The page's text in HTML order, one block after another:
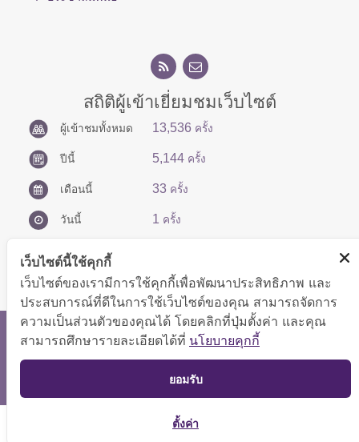
สถิติผู้เข้าเยี่ยมชมเว็บไซต์
ผู้เข้าชมทั้งหมด 13,536 ครั้ง
ปีนี้ 5,144 ครั้ง
เดือนนี้ 33 ครั้ง
วันนี้ 1 ครั้ง
สงวนลิขสิทธิ์ © 2566 กองบริหารการคลัง
แสดงผลได้ดีที่ขนาดหน้าจอ 1024x768 pixel
แผนผังเว็บไซต์
TOP
เว็บไซต์นี้ใช้คุกกี้
เว็บไซต์ของเรามีการใช้คุกกี้เพื่อพัฒนาประสิทธิภาพ และ
ประสบการณ์ที่ดีในการใช้เว็บไซต์ของคุณ สามารถจัดการ
ความเป็นส่วนตัวของคุณได้ โดยคลิกที่ปุ่มตั้งค่า และคุณ
สามารถศึกษารายละเอียดได้ที่ นโยบายคุกกี้
ยอมรับ
ตั้งค่า